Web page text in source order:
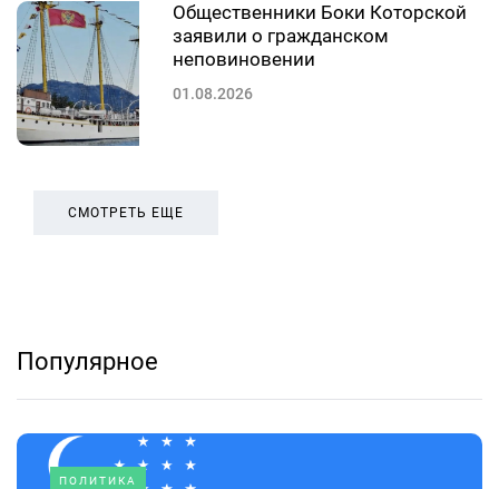
Общественники Боки Которской
заявили о гражданском
неповиновении
01.08.2026
СМОТРЕТЬ ЕЩЕ
Популярное
ПОЛИТИКА